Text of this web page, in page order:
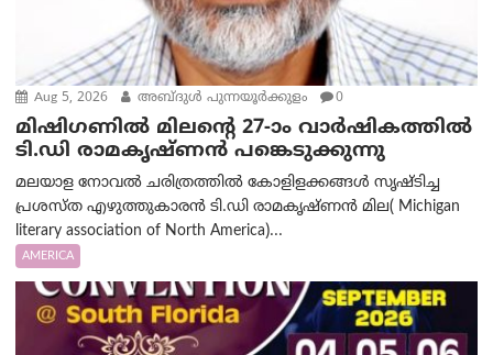
Aug 5, 2026 അബ്ദുൾ പുന്നയൂർക്കുളം 0
മിഷിഗണിൽ മിലന്റെ 27-ാം വാർഷികത്തിൽ
ടി.ഡി രാമകൃഷ്ണൻ പങ്കെടുക്കുന്നു
മലയാള നോവൽ ചരിത്രത്തിൽ കോളിളക്കങ്ങൾ സൃഷ്ടിച്ച
പ്രശസ്‌ത എഴുത്തുകാരൻ ടി.ഡി രാമകൃഷ്ണൻ മില( Michigan
literary association of North America)...
AMERICA